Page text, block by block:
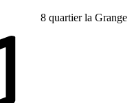
8 quartier la Grange